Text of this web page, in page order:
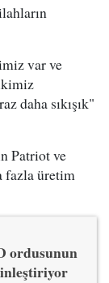
var ve
daha sıkışık"
Patriot ve
fazla üretim
ordusunun